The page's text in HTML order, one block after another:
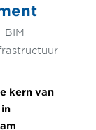
BIM
kern van